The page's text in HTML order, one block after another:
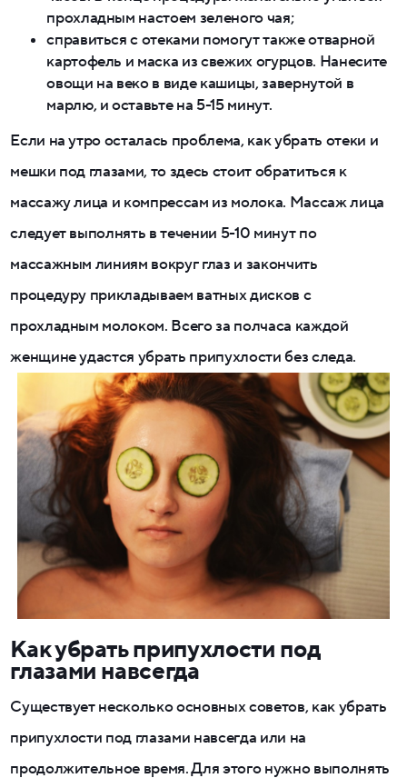
прохладным настоем зеленого чая;
справиться с отеками помогут также отварной
картофель и маска из свежих огурцов. Нанесите
овощи на веко в виде кашицы, завернутой в
марлю, и оставьте на 5-15 минут.
Если на утро осталась проблема, как убрать отеки и
мешки под глазами, то здесь стоит обратиться к
массажу лица и компрессам из молока. Массаж лица
следует выполнять в течении 5-10 минут по
массажным линиям вокруг глаз и закончить
процедуру прикладываем ватных дисков с
прохладным молоком. Всего за полчаса каждой
женщине удастся убрать припухлости без следа.
Как убрать припухлости под
глазами навсегда
Существует несколько основных советов, как убрать
припухлости под глазами навсегда или на
продолжительное время. Для этого нужно выполнять